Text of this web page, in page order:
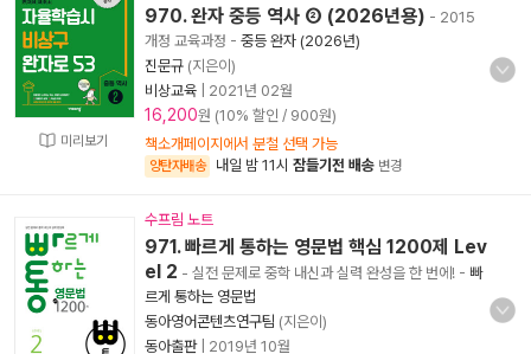
미리보기
970. 완자 중등 역사 ② (2026년용) - 2015
개정 교육과정 - 중등 완자 (2026년)
진문규 (지은이)
비상교육
2021년 02월
16,200원 (10% 할인 / 900원)
책소개페이지에서 분철 선택 가능
양탄자배송 내일 밤 11시 잠들기전 배송 변경
수프림 노트
971. 빠르게 통하는 영문법 핵심 1200제 Lev
el 2 - 실전 문제로 중학 내신과 실력 완성을 한 번에! - 빠
르게 통하는 영문법
동아영어콘텐츠연구팀 (지은이)
동아출판| 2019년 10월